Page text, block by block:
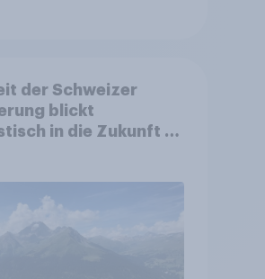
der Schweizer
blickt
in die Zukunft –